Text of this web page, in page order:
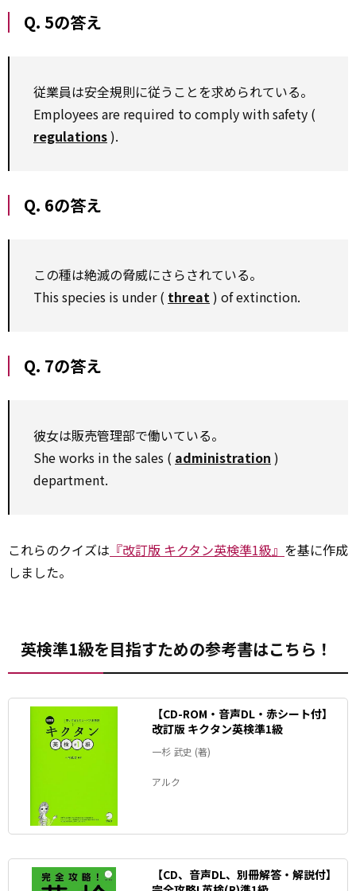
Q. 5の答え
従業員は安全規則に従うことを求められている。
Employees are required to comply with safety (
regulations).
Q. 6の答え
この種は絶滅の脅威にさらされている。
This species is under ( threat ) of extinction.
Q. 7の答え
彼女は販売管理部で働いている。
She works in the sales ( administration )
department.
これらのクイズは 『改訂版 キクタン英検準1級』 を基に作成
しました。
英検準1級を目指すための参考書はこちら！
【CD-ROM・音声DL・赤シート付】
改訂版 キクタン英検準1級
一杉 武史 (著)
アルク
【CD、音声DL、別冊解答・解説付】